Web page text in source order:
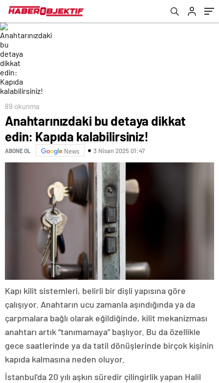
89 okunma
Anahtarınızdaki bu detaya dikkat
edin: Kapıda kalabilirsiniz!
ABONE OL News 3 Nisan 2025 01:47
Kapı kilit sistemleri, belirli bir dişli yapısına göre
çalışıyor. Anahtarın ucu zamanla aşındığında ya da
çarpmalara bağlı olarak eğildiğinde, kilit mekanizması
anahtarı artık “tanımamaya” başlıyor. Bu da özellikle
gece saatlerinde ya da tatil dönüşlerinde birçok kişinin
kapıda kalmasına neden oluyor.
İstanbul’da 20 yılı aşkın süredir çilingirlik yapan Halil